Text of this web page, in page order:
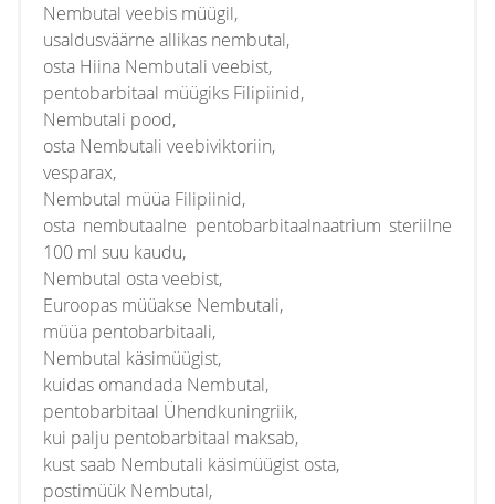
Nembutal veebis müügil,
usaldusväärne allikas nembutal,
osta Hiina Nembutali veebist,
pentobarbitaal müügiks Filipiinid,
Nembutali pood,
osta Nembutali veebiviktoriin,
vesparax,
Nembutal müüa Filipiinid,
osta nembutaalne pentobarbitaalnaatrium steriilne
100 ml suu kaudu,
Nembutal osta veebist,
Euroopas müüakse Nembutali,
müüa pentobarbitaali,
Nembutal käsimüügist,
kuidas omandada Nembutal,
pentobarbitaal Ühendkuningriik,
kui palju pentobarbitaal maksab,
kust saab Nembutali käsimüügist osta,
postimüük Nembutal,